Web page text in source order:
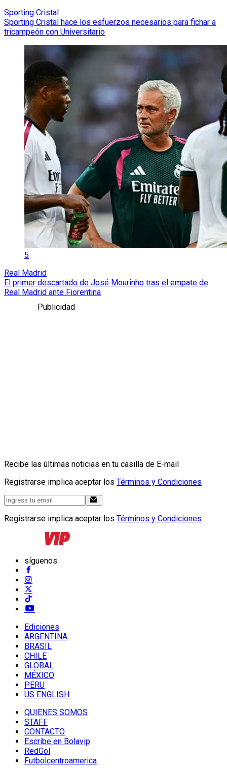
Sporting Cristal
Sporting Cristal hace los esfuerzos necesarios para fichar a
tricampeón con Universitario
5
Real Madrid
El primer descartado de José Mourinho tras el empate de
Real Madrid ante Fiorentina
Publicidad
Recibe las últimas noticias en tu casilla de E-mail
Registrarse implica aceptar los Términos y Condiciones
Registrarse implica aceptar los Términos y Condiciones
síguenos
Ediciones
ARGENTINA
BRASIL
CHILE
GLOBAL
MÉXICO
PERU
US ENGLISH
QUIENES SOMOS
STAFF
CONTACTO
Escribe en Bolavip
RedGol
Futbolcentroamerica